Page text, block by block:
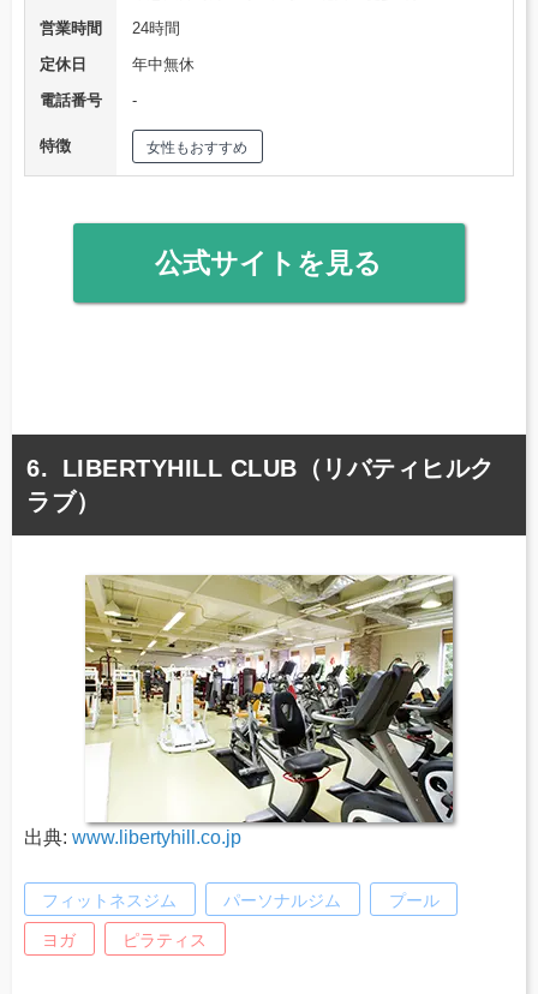
営業時間
24時間
定休日
年中無休
電話番号
‐
特徴 女性もおすすめ
公式サイトを見る
LIBERTYHILL CLUB（リバティヒルク
ラブ）
出典: www.libertyhill.co.jp
フィットネスジム パーソナルジム プール
ヨガ ピラティス